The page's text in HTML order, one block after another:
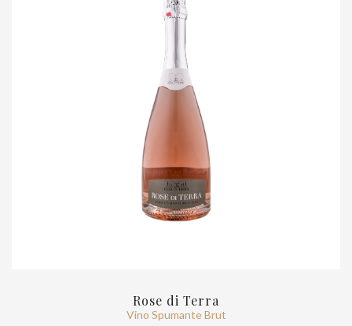
Rose di Terra
Vino Spumante Brut